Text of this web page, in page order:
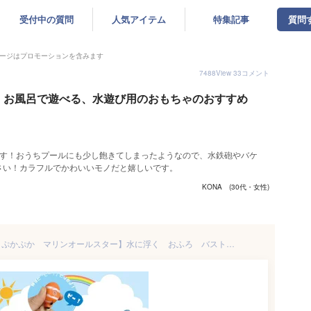
受付中の質問 人気アイテム 特集記事 質問
ジはプロモーションを含みます
7488View 33コメント
風呂で遊べる、水遊び用のおもちゃのおすすめ
！おうちプールにも少し飽きてしまったようなので、水鉄砲やバケ
！カラフルでかわいいモノだと嬉しいです。
KONA (30代・女性)